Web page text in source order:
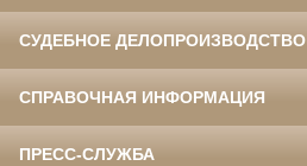
СУДЕБНОЕ ДЕЛОПРОИЗВОДСТВО
СПРАВОЧНАЯ ИНФОРМАЦИЯ
ПРЕСС-СЛУЖБА